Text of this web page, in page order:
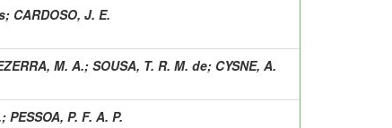
; CARDOSO, J. E.
M. A.; SOUSA, T. R. M. de; CYSNE, A.
; PESSOA, P. F. A. P.